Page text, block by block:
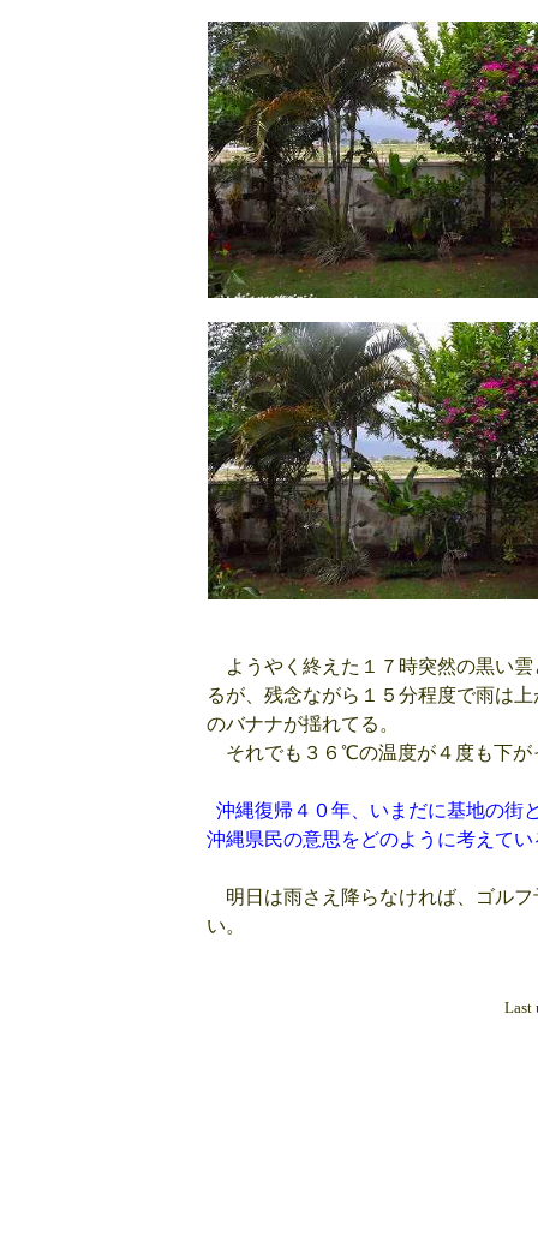
ようやく終えた１７時突然の黒い
るが、残念ながら１５分程度で雨は
のバナナが揺れてる。
それでも３６℃の温度が４度も下が
沖縄復帰４０年、いまだに基地の街
沖縄県民の意思をどのように考えて
明日は雨さえ降らなければ、ゴル
い。
Last